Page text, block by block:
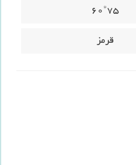
75*60
قرمز